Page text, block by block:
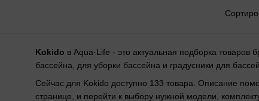
Kokido в Aqua-Life - это актуальная подборка товаров
бассейна, для уборки бассейна и градусники для
Сейчас для Kokido доступно 133 товара. Описание
странице, и перейти к выбору нужной модели,